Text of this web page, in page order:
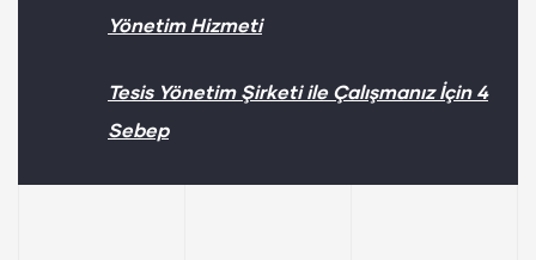
Yönetim Hizmeti
Tesis Yönetim Şirketi ile Çalışmanız İçin 4
Sebep